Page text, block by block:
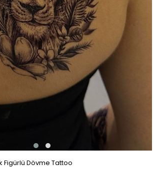
Figürlü Dövme Tattoo